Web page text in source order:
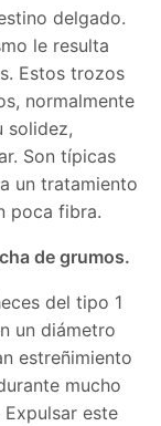
delgado.
le resulta
Estos trozos
normalmente
solidez,
Son típicas
un tratamiento
poca fibra.
de grumos.
del tipo 1
un diámetro
estreñimiento
mucho
este